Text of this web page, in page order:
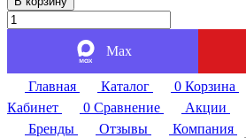
Max
Главная Каталог 0 Корзина
Кабинет
0 Сравнение Акции
Бренды
Отзывы Компания